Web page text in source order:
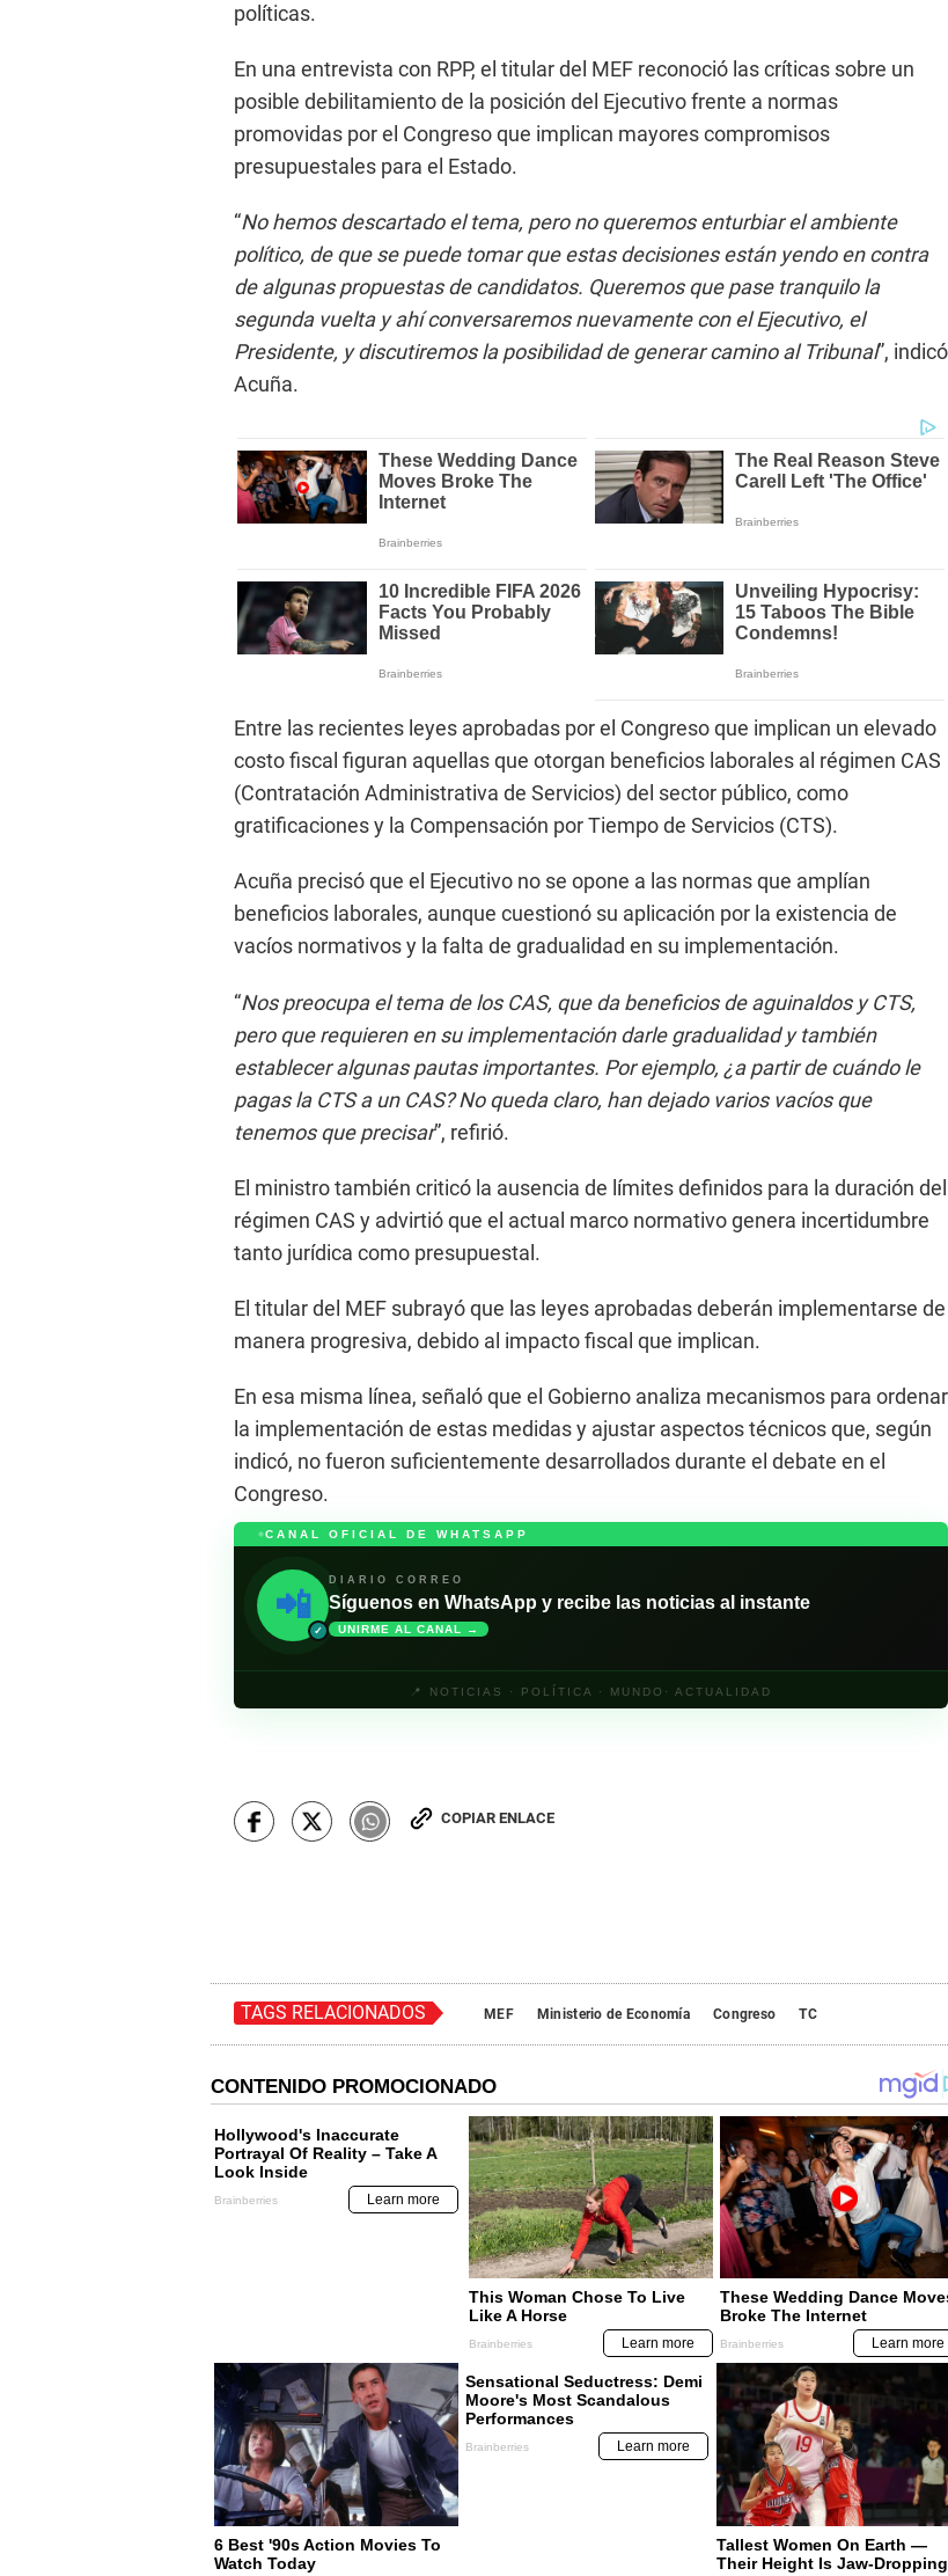
políticas.
En una entrevista con RPP, el titular del MEF reconoció las críticas sobre un
posible debilitamiento de la posición del Ejecutivo frente a normas
promovidas por el Congreso que implican mayores compromisos
presupuestales para el Estado.
“No hemos descartado el tema, pero no queremos enturbiar el ambiente
político, de que se puede tomar que estas decisiones están yendo en contra
de algunas propuestas de candidatos. Queremos que pase tranquilo la
segunda vuelta y ahí conversaremos nuevamente con el Ejecutivo, el
Presidente, y discutiremos la posibilidad de generar camino al Tribunal”, indicó
Acuña.
Entre las recientes leyes aprobadas por el Congreso que implican un elevado
costo fiscal figuran aquellas que otorgan beneficios laborales al régimen CAS
(Contratación Administrativa de Servicios) del sector público, como
gratificaciones y la Compensación por Tiempo de Servicios (CTS).
Acuña precisó que el Ejecutivo no se opone a las normas que amplían
beneficios laborales, aunque cuestionó su aplicación por la existencia de
vacíos normativos y la falta de gradualidad en su implementación.
“Nos preocupa el tema de los CAS, que da beneficios de aguinaldos y CTS,
pero que requieren en su implementación darle gradualidad y también
establecer algunas pautas importantes. Por ejemplo, ¿a partir de cuándo le
pagas la CTS a un CAS? No queda claro, han dejado varios vacíos que
tenemos que precisar”, refirió.
El ministro también criticó la ausencia de límites definidos para la duración del
régimen CAS y advirtió que el actual marco normativo genera incertidumbre
tanto jurídica como presupuestal.
El titular del MEF subrayó que las leyes aprobadas deberán implementarse de
manera progresiva, debido al impacto fiscal que implican.
En esa misma línea, señaló que el Gobierno analiza mecanismos para ordenar
la implementación de estas medidas y ajustar aspectos técnicos que, según
indicó, no fueron suficientemente desarrollados durante el debate en el
Congreso.
CANAL OFICIAL DE WHATSAPP
📲
✓
DIARIO CORREO
Síguenos en WhatsApp y recibe las noticias al instante
UNIRME AL CANAL →
📍 NOTICIAS · POLÍTICA · MUNDO· ACTUALIDAD
COPIAR ENLACE
TAGS RELACIONADOS MEF Ministerio de Economía Congreso TC